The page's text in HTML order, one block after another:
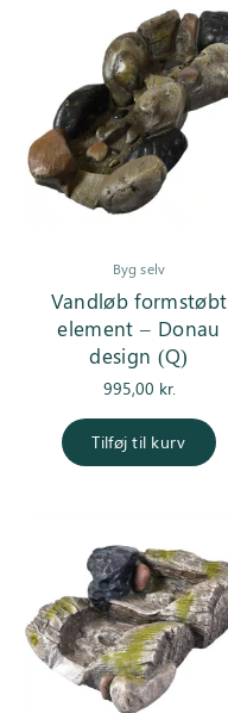
Byg selv
Vandløb formstøbt
element – Donau
design (Q)
995,00 kr.
Tilføj til kurv